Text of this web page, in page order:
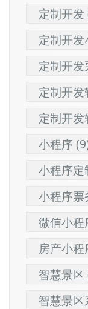
定制开发
定制开
定制开
定制开发
定制开
小程序
小程序定
小程序票
微信小程
房产小程
智慧景区
智慧景区